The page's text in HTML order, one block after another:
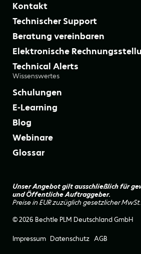
Kontakt
Technischer Support
Beratung vereinbaren
Elektronische
Technical Alerts
Wissenswertes
Schulungen
E-Learning
Blog
Webinare
Glossar
Unser Angebot gilt ausschließlich für
und Öffentliche Auftraggeber.
Preise in EUR zuzüglich gesetzlicher MwSt.
© 2026 Bechtle PLM Deutschland GmbH
Impressum Datenschutz AGB